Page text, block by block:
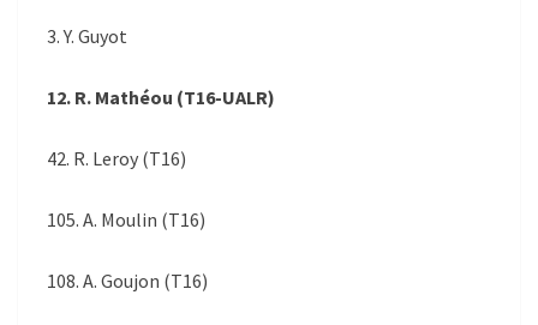
3. Y. Guyot
12. R. Mathéou (T16-UALR)
42. R. Leroy (T16)
105. A. Moulin (T16)
108. A. Goujon (T16)